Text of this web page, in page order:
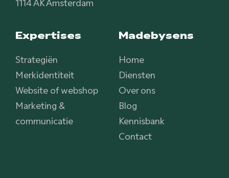
Expertises
Strategiën
Merkidentiteit
Website of webshop
Marketing &
communicatie
Madebysens
Home
Diensten
Over ons
Blog
Kennisbank
Contact